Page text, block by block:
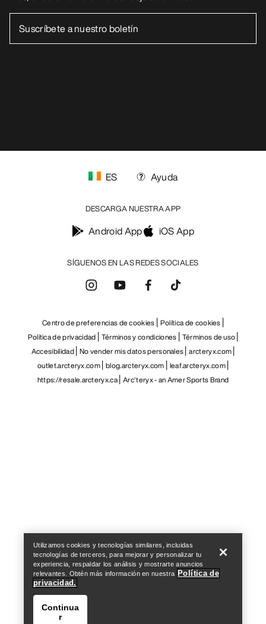
SÍGUENOS EN LAS REDES SOCIALES
ES Ayuda
DESCARGA NUESTRA APP
Android App iOS App
Centro de preferencias de cookies Política de cookies
Política de privacidad Términos y condiciones Términos de uso
Accesibilidad No vender mis datos personales arcteryx.com
outlet.arcteryx.com blog.arcteryx.com leaf.arcteryx.com
https://resale.arcteryx.ca Arc'teryx - an Amer Sports Brand
Utilizamos cookies y tecnologías similares, incluidas
tecnologías de terceros, para mejorar y personalizar tu
experiencia, respaldar los análisis y mostrarte anuncios
relevantes. Obtén más información en nuestra Política de
privacidad.
Continua
r